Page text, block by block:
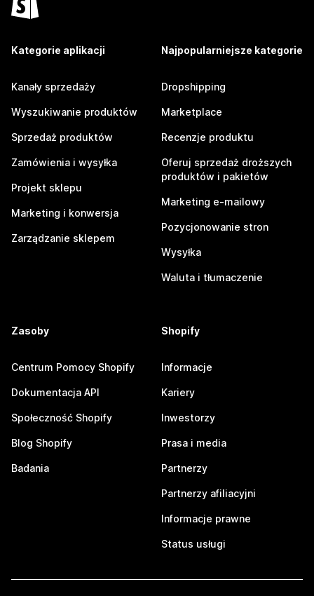
Kategorie aplikacji
Kanały sprzedaży
Wyszukiwanie produktów
Sprzedaż produktów
Zamówienia i wysyłka
Projekt sklepu
Marketing i konwersja
Zarządzanie sklepem
Najpopularniejsze kategorie
Dropshipping
Marketplace
Recenzje produktu
Oferuj sprzedaż droższych
produktów i pakietów
Marketing e-mailowy
Pozycjonowanie stron
Wysyłka
Waluta i tłumaczenie
Zasoby
Centrum Pomocy Shopify
Dokumentacja API
Społeczność Shopify
Blog Shopify
Badania
Shopify
Informacje
Kariery
Inwestorzy
Prasa i media
Partnerzy
Partnerzy afiliacyjni
Informacje prawne
Status usługi